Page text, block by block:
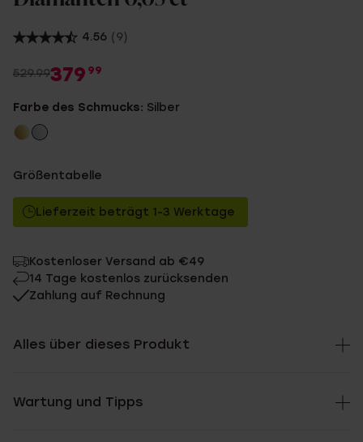
4.56 (9)
529.99379 99
Farbe des Schmucks: Silber
Größentabelle
Lieferzeit beträgt 1-3 Werktage
Kostenloser Versand ab €49
14 Tage kostenlos zurücksenden
Zahlung auf Rechnung
Alles über dieses Produkt
Wartung und Tipps